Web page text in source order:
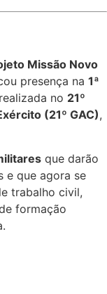
Missão Novo
presença na 1ª
no 21º
(21º GAC),
que darão
e que agora se
trabalho civil,
formação